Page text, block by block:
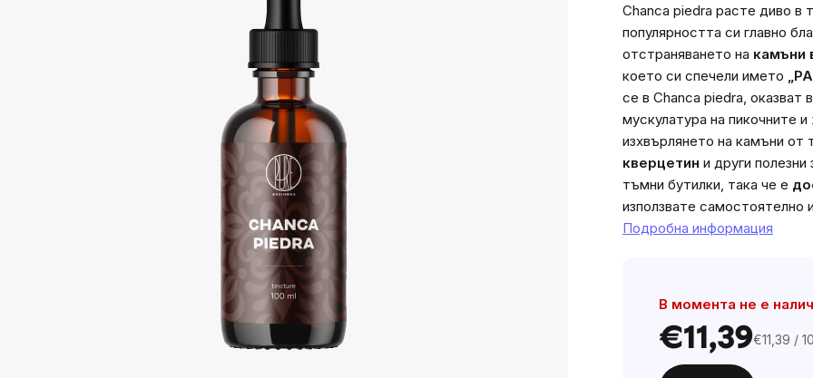
Chanca piedra расте диво в
популярността си главно
отстраняването на камъни
което си спечели името
се в Chanca piedra, оказват
мускулатура на пикочните
изхвърлянето на камъни от
кверцетин и други
тъмни бутилки, така че е
използвате самостоятелно
Подробна информация
В момента не е
€11,39Цена
€11,39 /